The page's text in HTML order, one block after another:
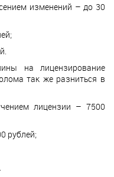
изменений – до 30
на лицензирование
так же разниться в
лицензии – 7500
рублей;